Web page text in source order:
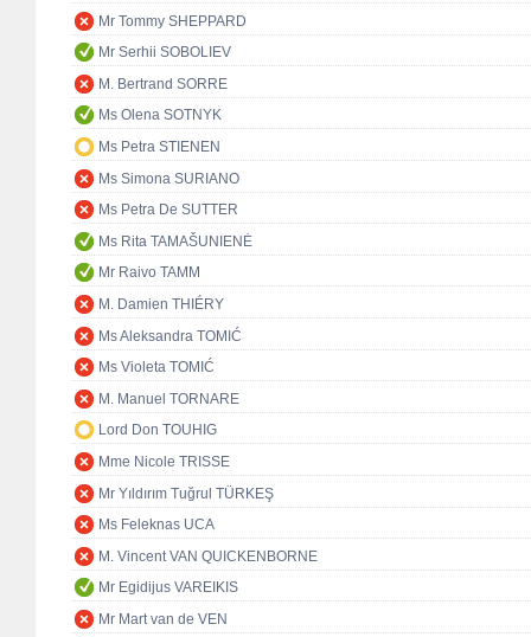
Mr Tommy SHEPPARD
Mr Serhii SOBOLIEV
M. Bertrand SORRE
Ms Olena SOTNYK
Ms Petra STIENEN
Ms Simona SURIANO
Ms Petra De SUTTER
Ms Rita TAMAŠUNIENĖ
Mr Raivo TAMM
M. Damien THIÉRY
Ms Aleksandra TOMIĆ
Ms Violeta TOMIĆ
M. Manuel TORNARE
Lord Don TOUHIG
Mme Nicole TRISSE
Mr Yıldırım Tuğrul TÜRKEŞ
Ms Feleknas UCA
M. Vincent VAN QUICKENBORNE
Mr Egidijus VAREIKIS
Mr Mart van de VEN